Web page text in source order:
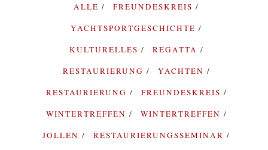
ALLE
FREUNDESKREIS
YACHTSPORTGESCHICHTE
KULTURELLES
REGATTA
RESTAURIERUNG
YACHTEN
RESTAURIERUNG
FREUNDESKREIS
WINTERTREFFEN
WINTERTREFFEN
JOLLEN
RESTAURIERUNGSSEMINAR